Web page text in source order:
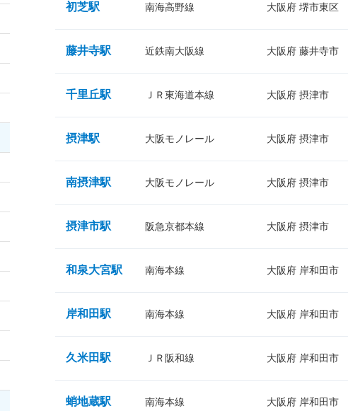
初芝駅 南海高野線 大阪府 堺市東区
藤井寺駅 近鉄南大阪線 大阪府 藤井寺市
千里丘駅 ＪＲ東海道本線 大阪府 摂津市
摂津駅 大阪モノレール 大阪府 摂津市
南摂津駅 大阪モノレール 大阪府 摂津市
摂津市駅 阪急京都本線 大阪府 摂津市
和泉大宮駅 南海本線 大阪府 岸和田市
岸和田駅 南海本線 大阪府 岸和田市
久米田駅 ＪＲ阪和線 大阪府 岸和田市
蛸地蔵駅 南海本線 大阪府 岸和田市